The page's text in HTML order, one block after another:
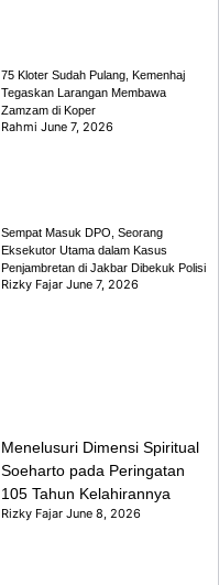
75 Kloter Sudah Pulang, Kemenhaj
Tegaskan Larangan Membawa
Zamzam di Koper
RahmiJune 7, 2026
Sempat Masuk DPO, Seorang
Eksekutor Utama dalam Kasus
Penjambretan di Jakbar Dibekuk Polisi
Rizky FajarJune 7, 2026
Menelusuri Dimensi Spiritual
Soeharto pada Peringatan
105 Tahun Kelahirannya
Rizky FajarJune 8, 2026